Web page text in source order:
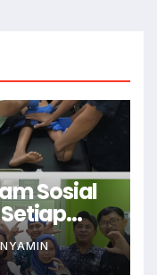
Sosial
Massal